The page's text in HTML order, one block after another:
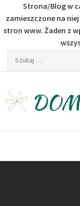
Strona/Blog w
zamieszczone na
stron www. Żaden z
Szukaj:
Dom &